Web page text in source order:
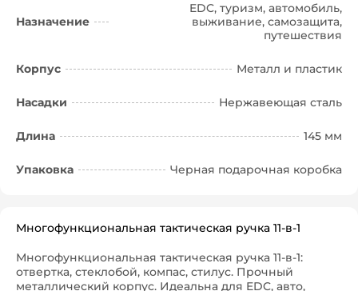
Назначение
EDC, туризм, автомобиль,
выживание, самозащита,
путешествия
Корпус Металл и пластик
Насадки Нержавеющая сталь
Длина 145 мм
Упаковка Черная подарочная коробка
Многофункциональная тактическая ручка 11-в-1
Многофункциональная тактическая ручка 11-в-1:
отвертка, стеклобой, компас, стилус. Прочный
металлический корпус. Идеальна для EDC, авто,